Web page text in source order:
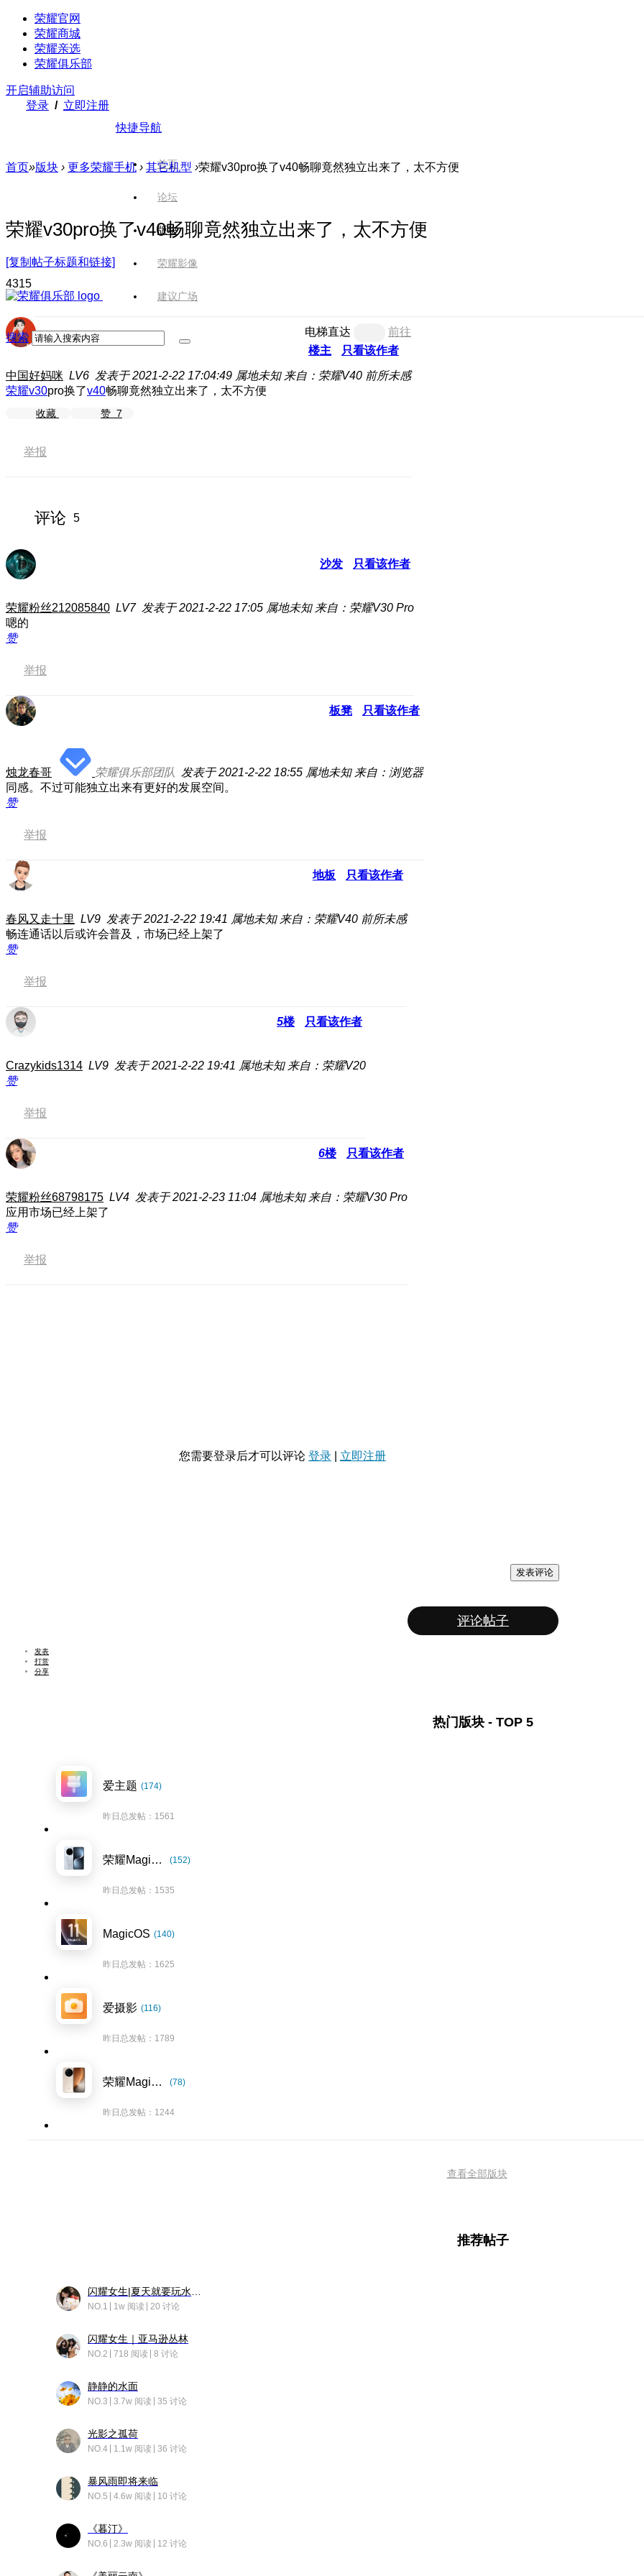
荣耀官网
荣耀商城
荣耀亲选
荣耀俱乐部
开启辅助访问
登录 / 立即注册
快捷导航
首页
论坛
版块
荣耀影像
建议广场
搜索
首页»版块 › 更多荣耀手机 › 其它机型 ›荣耀v30pro换了v40畅聊竟然独立出来了，太不方便
荣耀v30pro换了v40畅聊竟然独立出来了，太不方便
[复制帖子标题和链接]
4315
电梯直达
前往
楼主
只看该作者
中国好妈咪 LV6 发表于 2021-2-22 17:04:49 属地未知 来自：荣耀V40 前所未感
荣耀v30pro换了v40畅聊竟然独立出来了，太不方便
收藏 赞 7
举报
评论 5
沙发 只看该作者
荣耀粉丝212085840 LV7 发表于 2021-2-22 17:05 属地未知 来自：荣耀V30 Pro
嗯的
赞
举报
板凳 只看该作者
烛龙春哥 荣耀俱乐部团队 发表于 2021-2-22 18:55 属地未知 来自：浏览器
同感。不过可能独立出来有更好的发展空间。
赞
举报
地板 只看该作者
春风又走十里 LV9 发表于 2021-2-22 19:41 属地未知 来自：荣耀V40 前所未感
畅连通话以后或许会普及，市场已经上架了
赞
举报
5楼 只看该作者
Crazykids1314 LV9 发表于 2021-2-22 19:41 属地未知 来自：荣耀V20
赞
举报
6楼 只看该作者
荣耀粉丝68798175 LV4 发表于 2021-2-23 11:04 属地未知 来自：荣耀V30 Pro
应用市场已经上架了
赞
举报
您需要登录后才可以评论 登录 立即注册
发表评论
评论帖子
发表
打赏
分享
热门版块 - TOP 5
爱主题 (174)
昨日总发帖：1561
荣耀Magic7系列 (152)
昨日总发帖：1535
MagicOS (140)
昨日总发帖：1625
爱摄影 (116)
昨日总发帖：1789
荣耀Magic8系列 (78)
昨日总发帖：1244
查看全部版块
推荐帖子
NO.1 1w 阅读 20 讨论
闪耀女生｜亚马逊丛林
NO.2 718 阅读 8 讨论
静静的水面
NO.3 3.7w 阅读 35 讨论
光影之孤荷
NO.4 1.1w 阅读 36 讨论
暴风雨即将来临
NO.5 4.6w 阅读 10 讨论
《暮汀》
NO.6 2.3w 阅读 12 讨论